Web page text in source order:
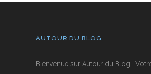
AUTOUR DU BLOG
Bienvenue sur Autour du Blog !